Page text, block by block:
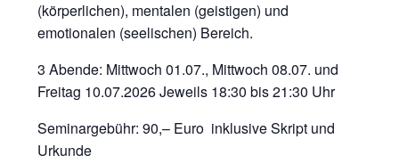
(körperlichen), mentalen (geistigen) und
emotionalen (seelischen) Bereich.
3 Abende: Mittwoch 01.07., Mittwoch 08.07. und
Freitag 10.07.2026 Jeweils 18:30 bis 21:30 Uhr
Seminargebühr: 90,– Euro inklusive Skript und
Urkunde